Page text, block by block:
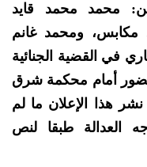
والمتهمين: محمد محمد قايد
ومحمد غانم
في القضية الجنائية
29 لسنة 1439هـ الحضور أمام محكمة شرق
هذا الإعلان ما لم
العدالة طبقا لنص